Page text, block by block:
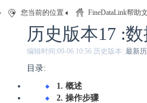
您当前的位置： FineDataLink帮助
历史版本17 :
编辑时间:09-06 10:56 历史版本: 最新
目录:
1. 概述
2. 操作步骤